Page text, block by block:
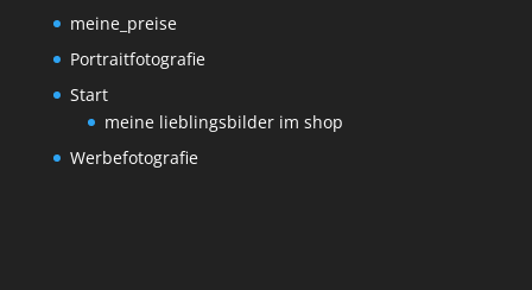
meine_preise
Portraitfotografie
Start
meine lieblingsbilder im shop
Werbefotografie